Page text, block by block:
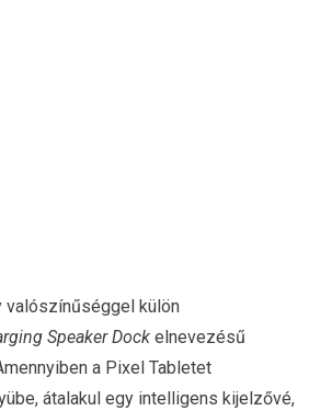
valószínűséggel külön
Speaker Dock elnevezésű
a Pixel Tabletet
átalakul egy intelligens kijelzővé,